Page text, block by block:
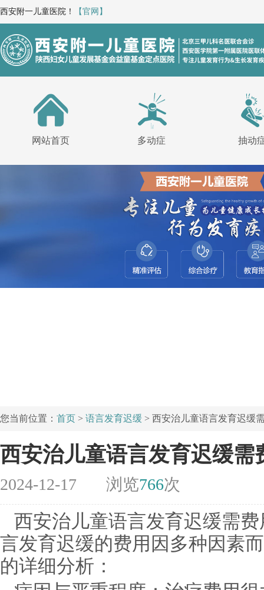
西安附一儿童医院！ 【官网】
网站首页 多动症 抽动
您当前位置： 首页 > 语言发育迟缓 > 西安治儿童语言发育迟缓
西安治儿童语言发育迟缓需
2024-12-17 浏览766次
西安治儿童语言发育迟缓需
言发育迟缓的费用因多种因素
的详细分析：